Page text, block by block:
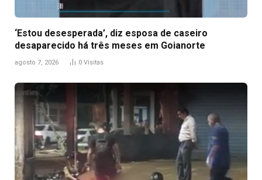
‘Estou desesperada’, diz esposa de caseiro
desaparecido há três meses em Goianorte
agosto 7, 2026 0 Visitas